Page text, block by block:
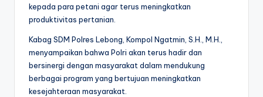
kepada para petani agar terus meningkatkan
produktivitas pertanian.
Kabag SDM Polres Lebong, Kompol Ngatmin, S.H., M.H.,
menyampaikan bahwa Polri akan terus hadir dan
bersinergi dengan masyarakat dalam mendukung
berbagai program yang bertujuan meningkatkan
kesejahteraan masyarakat.